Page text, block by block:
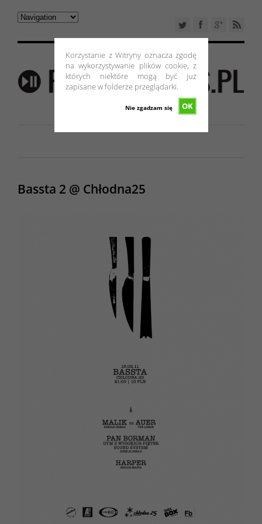
Korzystanie z Witryny oznacza zgodę
na wykorzystywanie plików cookie, z
których niektóre mogą być już
zapisane w folderze przeglądarki.
OK
Nie zgadzam się
Bassta 2 @ Chłodna25